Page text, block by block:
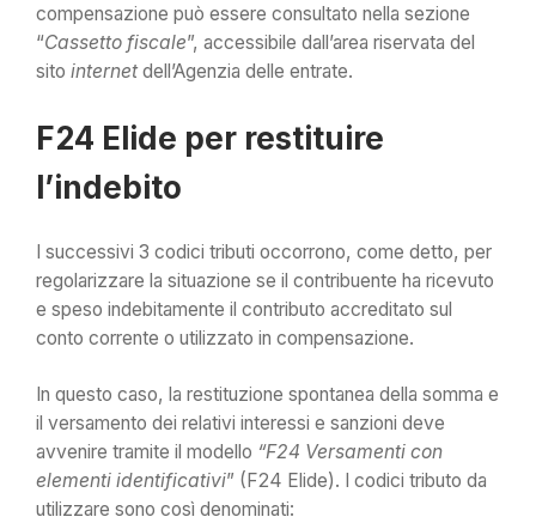
compensazione può essere consultato nella sezione
“Cassetto fiscale”, accessibile dall’area riservata del
sito internetdell’Agenzia delle entrate.
F24 Elide per restituire
l’indebito
I successivi 3 codici tributi occorrono, come detto, per
regolarizzare la situazione se il contribuente ha ricevuto
e speso indebitamente il contributo accreditato sul
conto corrente o utilizzato in compensazione.
In questo caso, la restituzione spontanea della somma e
il versamento dei relativi interessi e sanzioni deve
avvenire tramite il modello “F24 Versamenti con
elementi identificativi” (F24 Elide). I codici tributo da
utilizzare sono così denominati: